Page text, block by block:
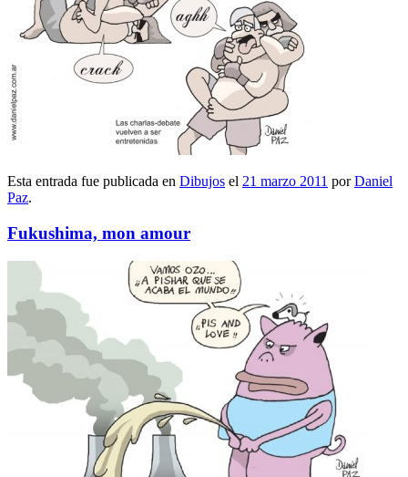
Esta entrada fue publicada en Dibujos el 21 marzo 2011 porDaniel
Paz.
Fukushima, mon amour